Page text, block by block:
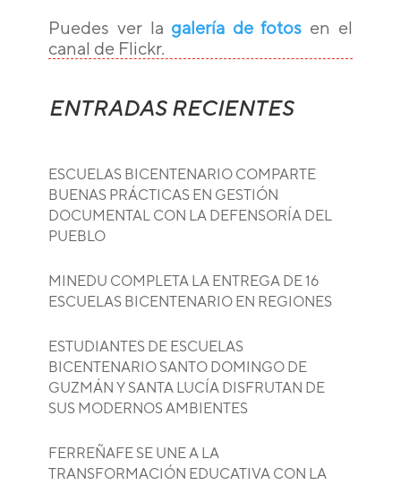
Puedes ver la galería de fotos en el
canal de Flickr.
ENTRADAS RECIENTES
ESCUELAS BICENTENARIO COMPARTE
BUENAS PRÁCTICAS EN GESTIÓN
DOCUMENTAL CON LA DEFENSORÍA DEL
PUEBLO
MINEDU COMPLETA LA ENTREGA DE 16
ESCUELAS BICENTENARIO EN REGIONES
ESTUDIANTES DE ESCUELAS
BICENTENARIO SANTO DOMINGO DE
GUZMÁN Y SANTA LUCÍA DISFRUTAN DE
SUS MODERNOS AMBIENTES
FERREÑAFE SE UNE A LA
TRANSFORMACIÓN EDUCATIVA CON LA